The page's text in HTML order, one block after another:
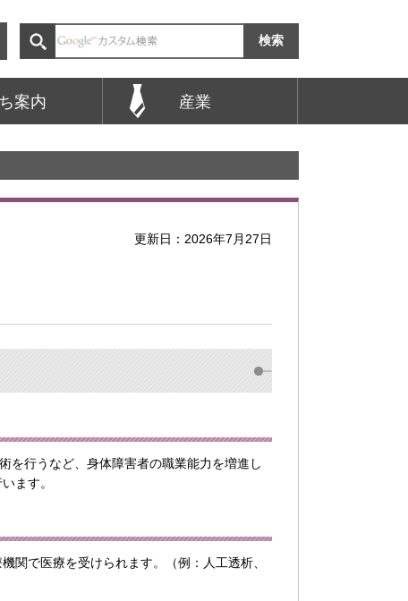
案内 産業
更新日：2026年7月27日
を行うなど、身体障害者の職業能力を増進し
ます。
関で医療を受けられます。（例：人工透析、